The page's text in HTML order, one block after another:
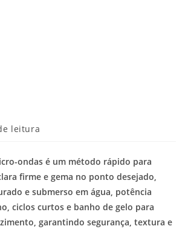
leitura
ondas é um método rápido para
firme e gema no ponto desejado,
e submerso em água, potência
ciclos curtos e banho de gelo para
garantindo segurança, textura e